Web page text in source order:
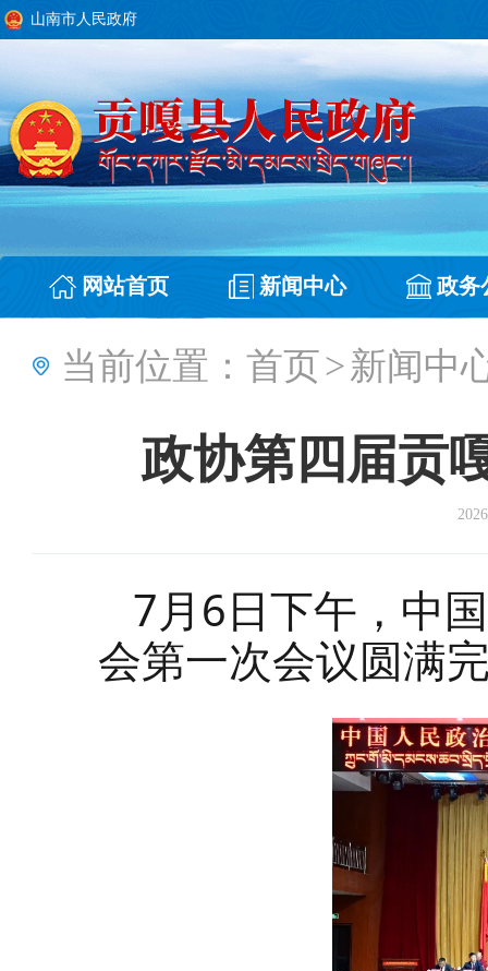
山南市人民政府
网站首页 新闻中心 政务
当前位置： 首页>新闻中
政协第四届贡
7月6日下午，中
会第一次会议圆满